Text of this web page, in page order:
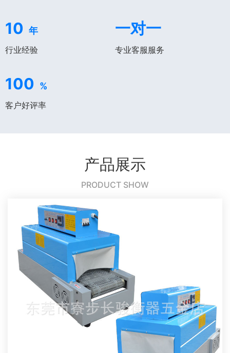
10 年
行业经验
一对一
专业客服服务
100 %
客户好评率
产品展示
PRODUCT SHOW